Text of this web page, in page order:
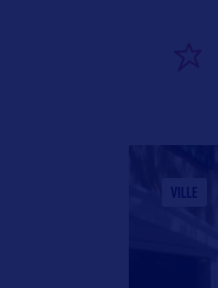
VILLE